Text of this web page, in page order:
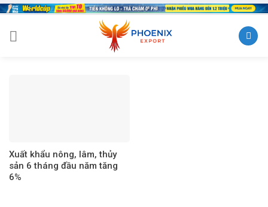
Xuất khẩu nông, lâm, thủy
sản 6 tháng đầu năm tăng
6%